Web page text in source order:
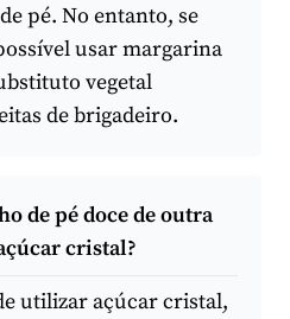
pé. No entanto, se
usar margarina
vegetal
de brigadeiro.
de pé doce de outra
cristal?
utilizar açúcar cristal,